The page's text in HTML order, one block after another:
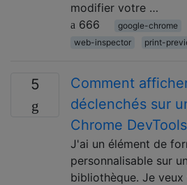
modifier votre …
666
google-chrome
web-inspector
print-
5
Comment
déclenchés sur
Chrome
J'ai un élément de
personnalisable sur
bibliothèque. Je